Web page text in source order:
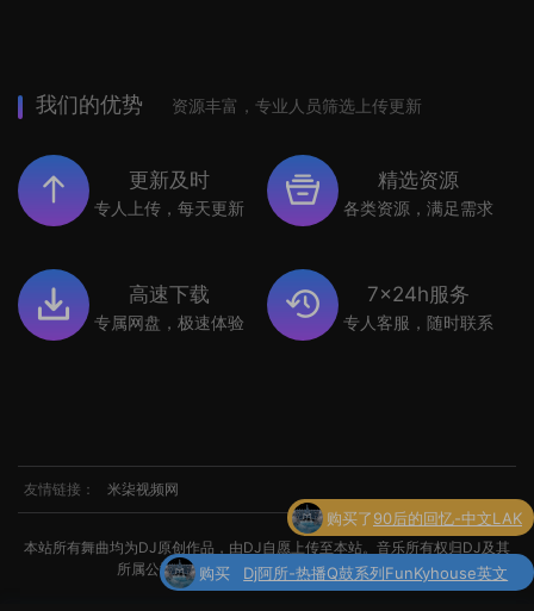
我们的优势 资源丰富，专业人员筛选上传更新
更新及时
专人上传，每天更新
精选资源
各类资源，满足需求
高速下载
专属网盘，极速体验
7x24h服务
专人客服，随时联系
友情链接： 米柒视频网
本站所有舞曲均为DJ原创作品，由DJ自愿上传至本站。音乐所有权归DJ及其
所属公司所有。如涉及侵权，请联系我们处理。
购买
了
Dj阿所-热播Q鼓系列FunKyhouse英文
串烧
购买了世界杯专辑小串